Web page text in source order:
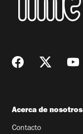
Acerca de nosotros
Contacto